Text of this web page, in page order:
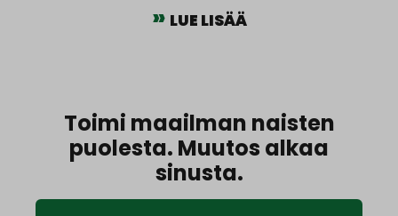
LUE LISÄÄ
Toimi maailman naisten
puolesta. Muutos alkaa
sinusta.